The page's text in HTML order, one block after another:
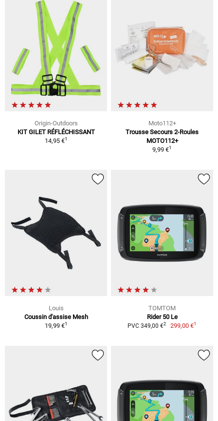
Origin-Outdoors
KIT GILET RÉFLÉCHISSANT
14,95 €1
Moto112+
Trousse Secours 2-Roules
MOTO112+
9,99 €1
Louis
Coussin d'assise Mesh
19,99 €1
TOMTOM
Rider 50 Le
PVC 349,00 €2 299,00 €1